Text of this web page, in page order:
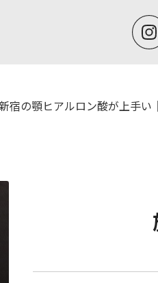
宿の顎ヒアルロン酸が上手